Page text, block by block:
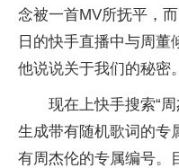
念被一首MV所抚平，
日的快手直播中与周董
他说说关于我们的秘密。
现在上快手搜索“
生成带有随机歌词的专
有周杰伦的专属编号。